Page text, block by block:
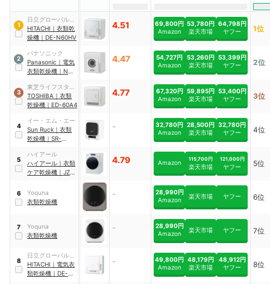
1
日立グローバルラ
イフソリューショ
ンズ
HITACHI ｜ 衣類乾
燥機 ｜ DE-N60HV
4.51
69,800円
Amazon
53,780円
楽天市場
64,798円
ヤフー
1位
2
パナソニック
Panasonic ｜ 電気
衣類乾燥機 ｜ NH-
4.47
54,727円
Amazon
53,260円
楽天市場
53,399円
ヤフー
2位
3
東芝ライフスタイ
ル
TOSHIBA ｜ 衣類
乾燥機 ｜ ED-60A4
4.77
67,320円
Amazon
59,895円
楽天市場
53,400円
ヤフー
3位
4
イー・エム・エー
Sun Ruck ｜ 衣類
乾燥機 ｜ SR-
-
32,780円
Amazon
28,500円
楽天市場
32,780円
ヤフー
4位
5
ハイアール
ハイアール ｜ 衣類
ケア乾燥機 ｜ JZ-
4.79 Amazon 115,700円
楽天市場
121,000円
ヤフー 5位
6
Yoquna
衣類乾燥機
-
28,990円
Amazon
楽天市場 ヤフー 6位
7
Yoquna
衣類乾燥機
-
28,990円
Amazon
楽天市場 ヤフー 7位
8
日立グローバルラ
イフソリューショ
ンズ
HITACHI ｜ 電気衣
類乾燥機 ｜ DE-
-
49,800円
Amazon
48,179円
楽天市場
48,912円
ヤフー
8位